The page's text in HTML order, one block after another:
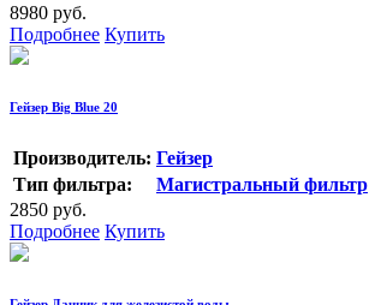
8980 руб.
Подробнее Купить
Гейзер Big Blue 20
Производитель: Гейзер
Тип фильтра:
Магистральный фильтр
2850 руб.
Подробнее Купить